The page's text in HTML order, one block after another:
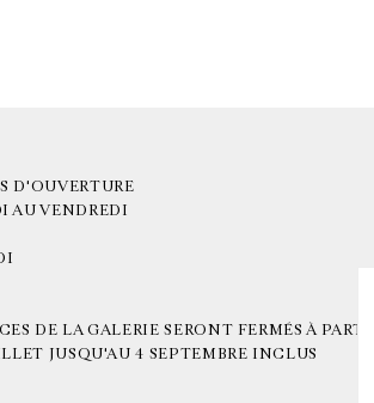
D'OUVERTURE
AU VENDREDI
DE LA GALERIE SERONT FERMÉS À PARTIR
JUSQU'AU 4 SEPTEMBRE INCLUS